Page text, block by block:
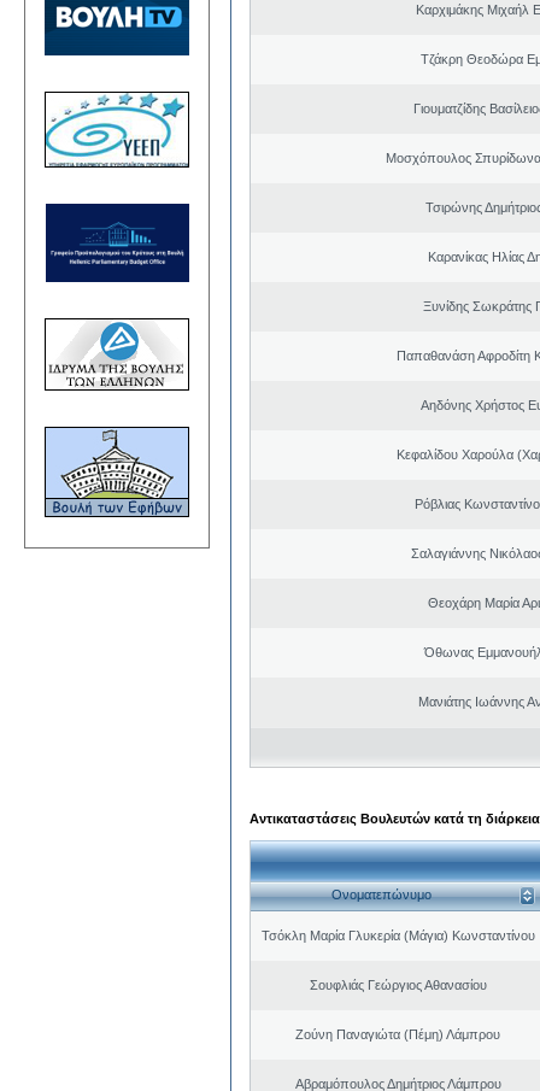
Καρχιμάκης Μιχαήλ
Τζάκρη Θεοδώρα
Γιουματζίδης
Μοσχόπουλος
Τσιρώνης
Καρανίκας Ηλίας
Ξυνίδης Σωκράτης
Παπαθανάση Αφροδίτη
Αηδόνης Χρήστος
Κεφαλίδου Χαρούλα
Ρόβλιας
Σαλαγιάννης
Θεοχάρη Μαρία
Όθωνας
Μανιάτης Ιωάννης
Αντικαταστάσεις Βουλευτών κατά τη
Ονοματεπώνυμο
Τσόκλη Μαρία Γλυκερία (Μάγια) Κωνσταντίνου
Σουφλιάς Γεώργιος Αθανασίου
Ζούνη Παναγιώτα (Πέμη) Λάμπρου
Αβραμόπουλος Δημήτριος Λάμπρου